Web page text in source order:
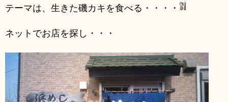
テーマは、生きた磯カキを食べる・・・・
ネットでお店を探し・・・